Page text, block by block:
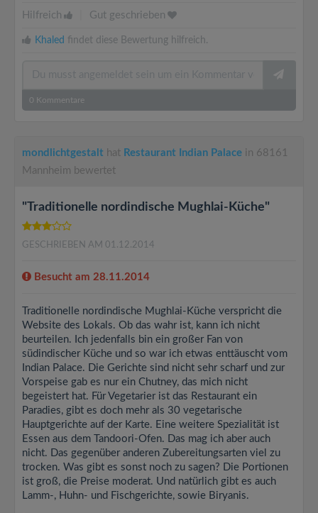
Hilfreich Gut geschrieben
Khaled findet diese Bewertung hilfreich.
0 Kommentare
mondlichtgestalt hat Restaurant Indian Palace in 68161
Mannheim bewertet
"Traditionelle nordindische Mughlai-Küche"
GESCHRIEBEN AM 01.12.2014
Besucht am 28.11.2014
Traditionelle nordindische Mughlai-Küche verspricht die
Website des Lokals. Ob das wahr ist, kann ich nicht
beurteilen. Ich jedenfalls bin ein großer Fan von
südindischer Küche und so war ich etwas enttäuscht vom
Indian Palace. Die Gerichte sind nicht sehr scharf und zur
Vorspeise gab es nur ein Chutney, das mich nicht
begeistert hat. Für Vegetarier ist das Restaurant ein
Paradies, gibt es doch mehr als 30 vegetarische
Hauptgerichte auf der Karte. Eine weitere Spezialität ist
Essen aus dem Tandoori-Ofen. Das mag ich aber auch
nicht. Das gegenüber anderen Zubereitungsarten viel zu
trocken. Was gibt es sonst noch zu sagen? Die Portionen
ist groß, die Preise moderat. Und natürlich gibt es auch
Lamm-, Huhn- und Fischgerichte, sowie Biryanis.